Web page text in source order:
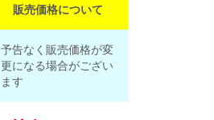
販売価格について
予告なく販売価格が変
更になる場合がござい
ます